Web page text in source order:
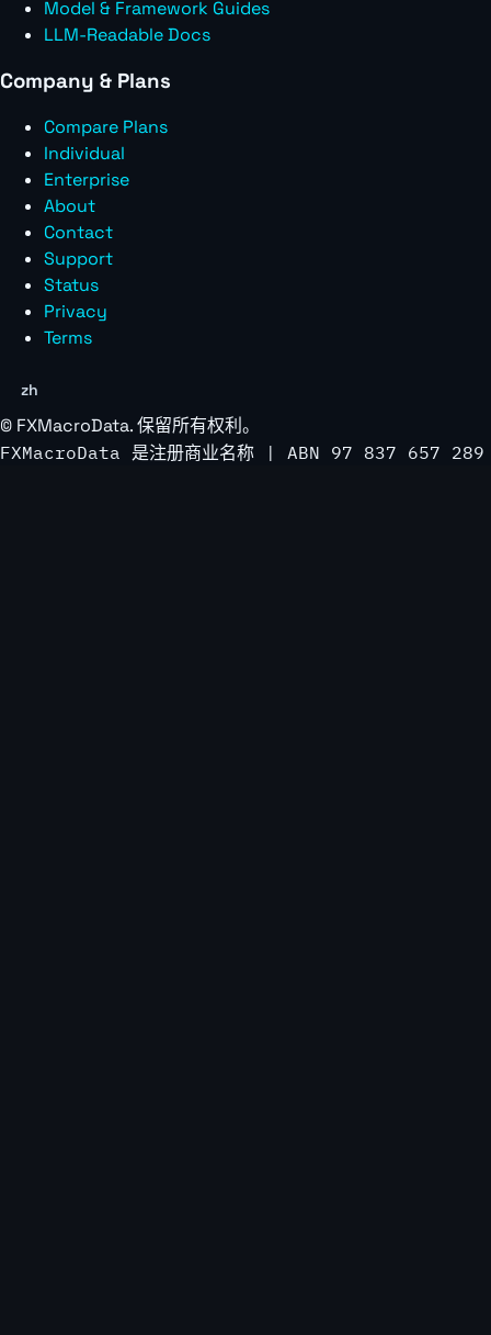
Model & Framework Guides
LLM-Readable Docs
Company & Plans
Compare Plans
Individual
Enterprise
About
Contact
Support
Status
Privacy
Terms
zh
© FXMacroData. 保留所有权利。
FXMacroData 是注册商业名称 | ABN 97 837 657 289